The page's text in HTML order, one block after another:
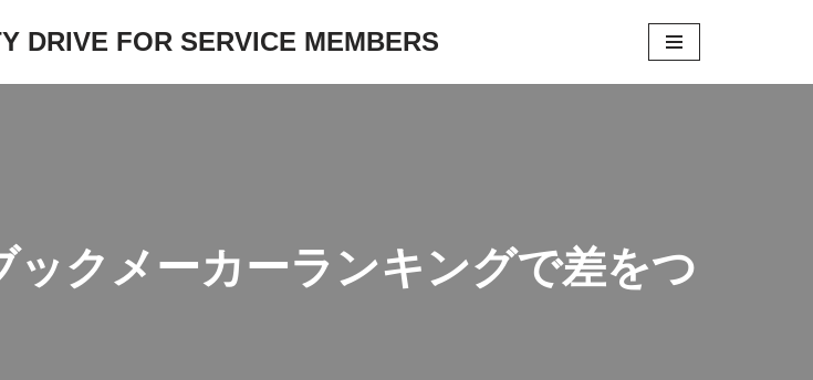
DRIVE FOR SERVICE MEMBERS
ックメーカーランキングで差をつ